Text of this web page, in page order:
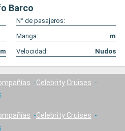
Barco
N° de pasajeros:
Manga:
m
m Velocidad: Nudos
Celebrity Cruises
Celebrity Cruises